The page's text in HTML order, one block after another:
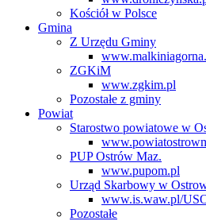
Kościół w Polsce
Gmina
Z Urzędu Gminy
ZGKiM
www.zgkim.pl
Pozostałe z gminy
Powiat
Starostwo powiatowe w
PUP Ostrów Maz.
www.pupom.pl
Urząd Skarbowy w
www.is.waw.pl/
Pozostałe